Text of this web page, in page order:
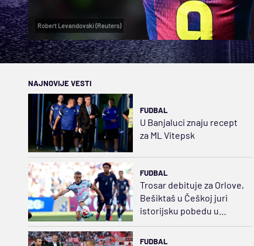
Robert Levandovski (Reuters)
NAJNOVIJE VESTI
FUDBAL
U Banjaluci znaju recept
za ML Vitepsk
FUDBAL
Trosar debituje za Orlove,
Bešiktaš u Češkoj juri
istorijsku pobedu u
FUDBAL